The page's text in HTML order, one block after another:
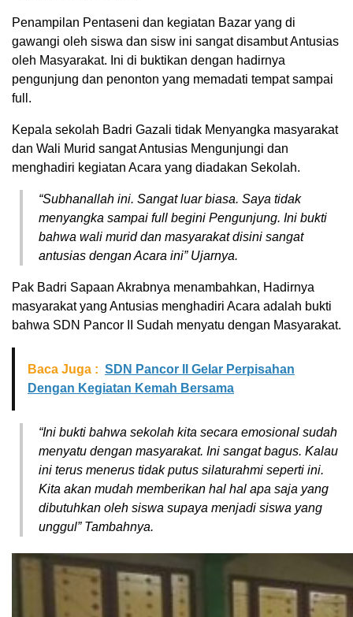
Penampilan Pentaseni dan kegiatan Bazar yang di
gawangi oleh siswa dan sisw ini sangat disambut Antusias
oleh Masyarakat. Ini di buktikan dengan hadirnya
pengunjung dan penonton yang memadati tempat sampai
full.
Kepala sekolah Badri Gazali tidak Menyangka masyarakat
dan Wali Murid sangat Antusias Mengunjungi dan
menghadiri kegiatan Acara yang diadakan Sekolah.
“Subhanallah ini. Sangat luar biasa. Saya tidak
menyangka sampai full begini Pengunjung. Ini bukti
bahwa wali murid dan masyarakat disini sangat
antusias dengan Acara ini” Ujarnya.
Pak Badri Sapaan Akrabnya menambahkan, Hadirnya
masyarakat yang Antusias menghadiri Acara adalah bukti
bahwa SDN Pancor II Sudah menyatu dengan Masyarakat.
Baca Juga : SDN Pancor II Gelar Perpisahan
Dengan Kegiatan Kemah Bersama
“Ini bukti bahwa sekolah kita secara emosional sudah
menyatu dengan masyarakat. Ini sangat bagus. Kalau
ini terus menerus tidak putus silaturahmi seperti ini.
Kita akan mudah memberikan hal hal apa saja yang
dibutuhkan oleh siswa supaya menjadi siswa yang
unggul” Tambahnya.